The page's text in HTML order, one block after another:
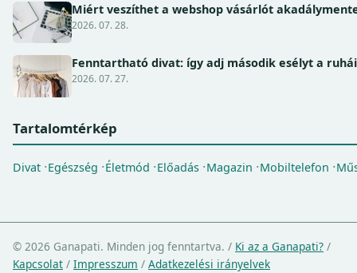
Miért veszíthet a webshop vásárlót
2026. 07. 28.
Fenntartható divat: így adj második esélyt a
2026. 07. 27.
Tartalomtérkép
Divat Egészség Életmód Előadás Magazin Mobiltelefon
© 2026 Ganapati. Minden jog fenntartva. / Ki az a Ganapati? /
Kapcsolat / Impresszum / Adatkezelési irányelvek